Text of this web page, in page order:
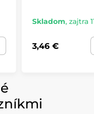
Skladom, zajtra
3,46 €